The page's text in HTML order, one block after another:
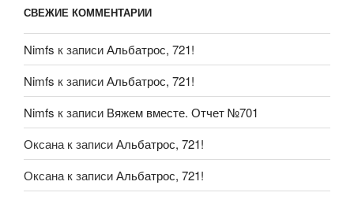
СВЕЖИЕ КОММЕНТАРИИ
Nimfs к записиАльбатрос, 721!
Nimfs к записиАльбатрос, 721!
Nimfs к записи Вяжем вместе. Отчет №701
Оксана к записиАльбатрос, 721!
Оксана к записиАльбатрос, 721!